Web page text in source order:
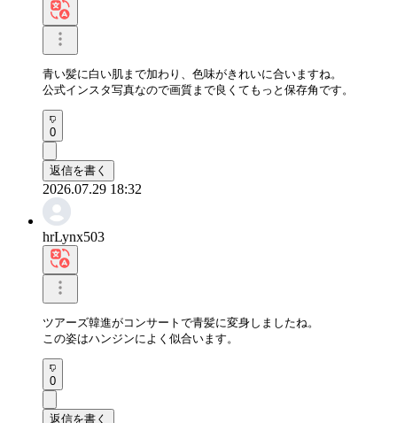
青い髪に白い肌まで加わり、色味がきれいに合いますね。
公式インスタ写真なので画質まで良くてもっと保存角です。
0
返信を書く
2026.07.29 18:32
hrLynx503
ツアーズ韓進がコンサートで青髪に変身しましたね。
この姿はハンジンによく似合います。
0
返信を書く